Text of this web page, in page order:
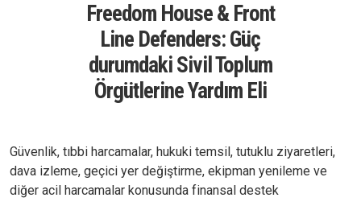
Freedom House & Front
Line Defenders: Güç
durumdaki Sivil Toplum
Örgütlerine Yardım Eli
Güvenlik, tıbbi harcamalar, hukuki temsil, tutuklu ziyaretleri,
dava izleme, geçici yer değiştirme, ekipman yenileme ve
diğer acil harcamalar konusunda finansal destek